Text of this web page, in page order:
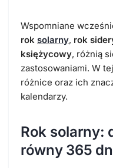
Wspomniane
rok solarny, rok
księżycowy, różnią
zastosowaniami. W
różnice oraz ich
kalendarzy.
Rok solarny:
równy 365